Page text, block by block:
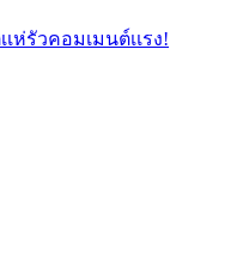
ห่รัวคอมเมนต์เเรง!